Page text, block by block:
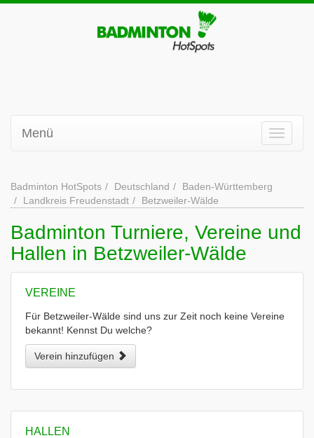
Menü
Badminton HotSpots Deutschland
Baden-Württemberg
Landkreis Freudenstadt
Betzweiler-Wälde
Badminton Turniere, Vereine und
Hallen in Betzweiler-Wälde
VEREINE
Für Betzweiler-Wälde sind uns zur Zeit noch keine Vereine
bekannt! Kennst Du welche?
Verein hinzufügen
HALLEN